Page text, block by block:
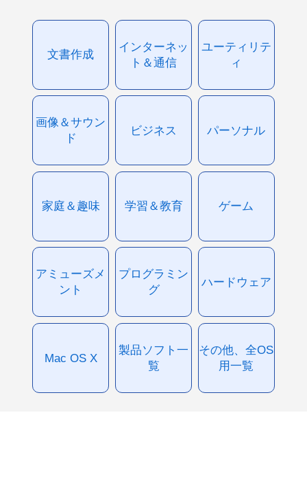
文書作成
インターネッ
ト＆通信
ユーティリテ
ィ
画像＆サウン
ド
ビジネス パーソナル
家庭＆趣味 学習＆教育 ゲーム
アミューズメ
ント
プログラミン
グ
ハードウェア
Mac OS X
製品ソフト一
覧
その他、全OS
用一覧